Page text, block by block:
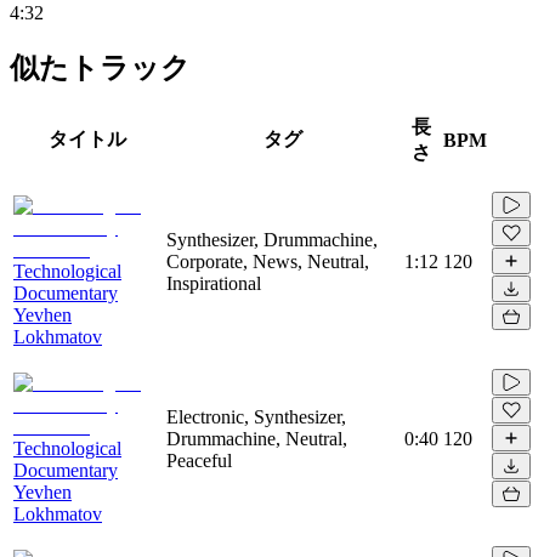
4:32
似たトラック
タイトル タグ
長
さ
BPM
Technological
Documentary
Yevhen
Lokhmatov
Synthesizer, Drummachine,
Corporate, News, Neutral,
Inspirational
1:12 120
Technological
Documentary
Yevhen
Lokhmatov
Electronic, Synthesizer,
Drummachine, Neutral,
Peaceful
0:40 120